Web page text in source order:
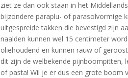
ziet ze dan ook staan in het
bijzondere paraplu- of parasolvormige
uitgespreide takken die bevestigd zijn
naalden kunnen wel 15 centimeter
oliehoudend en kunnen rauw of
dit zijn de welbekende pijnboompitten,
of pasta! Wil je er dus een grote boom